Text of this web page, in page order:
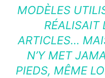
MODÈLES
RÉALISAIT
ARTICLES…
N’Y MET
PIEDS, MÊME